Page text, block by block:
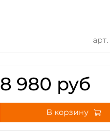
арт.
8 980 руб
В корзину